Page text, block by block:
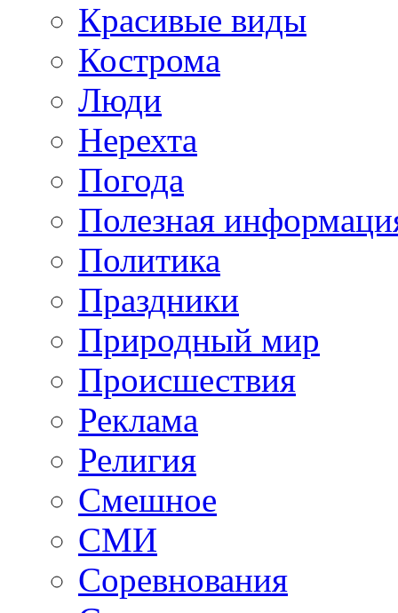
Красивые виды
Кострома
Люди
Нерехта
Погода
Полезная
Политика
Праздники
Природный мир
Происшествия
Реклама
Религия
Смешное
СМИ
Соревнования